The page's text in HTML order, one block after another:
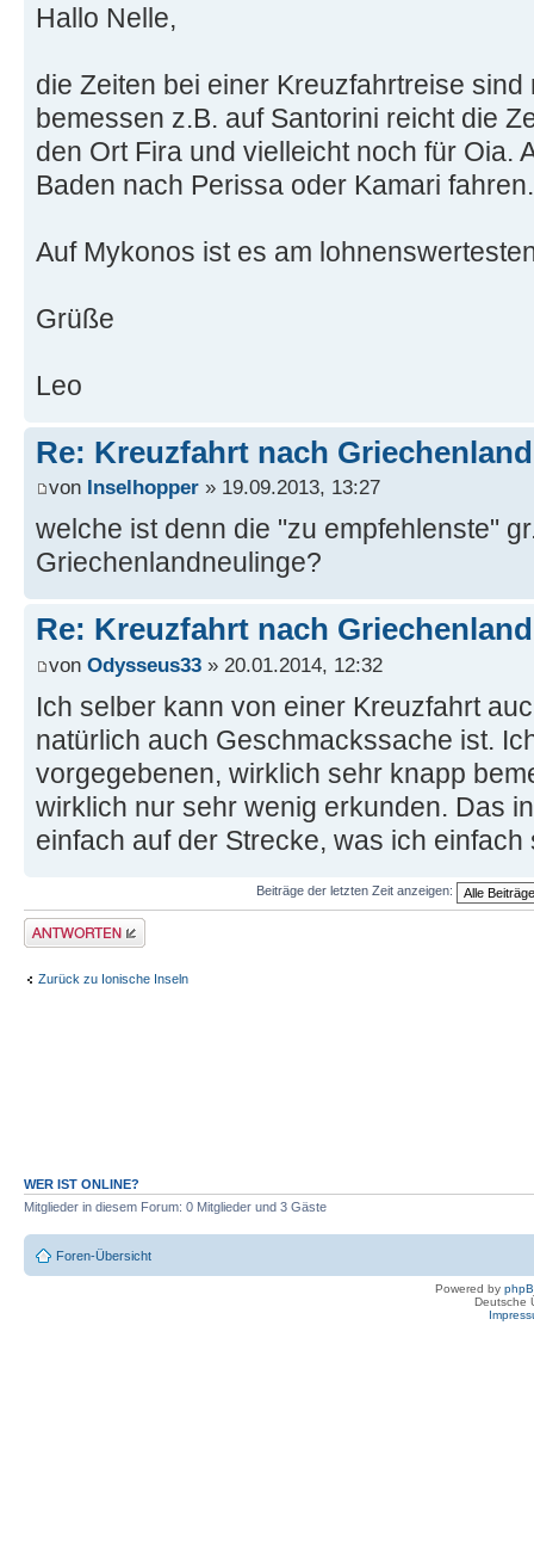
Hallo Nelle,
die Zeiten bei einer Kreuzfahrtreise
bemessen z.B. auf Santorini reicht die
den Ort Fira und vielleicht noch für Oia.
Baden nach Perissa oder Kamari fahren.
Auf Mykonos ist es am
Grüße
Leo
Re: Kreuzfahrt nach Griechenland
von Inselhopper » 19.09.2013, 13:27
welche ist denn die "zu empfehlenste"
Griechenlandneulinge?
Re: Kreuzfahrt nach Griechenland
von Odysseus33 » 20.01.2014, 12:32
Ich selber kann von einer Kreuzfahrt
natürlich auch Geschmackssache ist.
vorgegebenen, wirklich sehr knapp
wirklich nur sehr wenig erkunden. Das
einfach auf der Strecke, was ich einfach
Beiträge der letzten Zeit anzeigen:
Antwort erstellen
Zurück zu Ionische Inseln
WER IST ONLINE?
Mitglieder in diesem Forum: 0 Mitglieder und 3 Gäste
Foren-Übersicht
Powered by
Deutsche